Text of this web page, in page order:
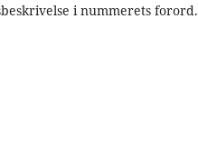
i nummerets forord.